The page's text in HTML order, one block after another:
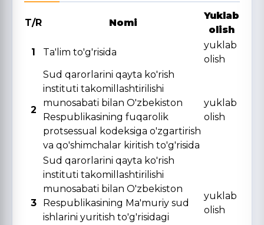
T/R Nomi
Yuklab
olish
1
Ta'lim to'g'risida
yuklab
olish
2
Sud qarorlarini qayta ko'rish
instituti takomillashtirilishi
munosabati bilan O'zbekiston
Respublikasining fuqarolik
protsessual kodeksiga o'zgartirish
va qo'shimchalar kiritish to'g'risida
yuklab
olish
3
Sud qarorlarini qayta ko'rish
instituti takomillashtirilishi
munosabati bilan O'zbekiston
Respublikasining Ma'muriy sud
ishlarini yuritish to'g'risidagi
yuklab
olish